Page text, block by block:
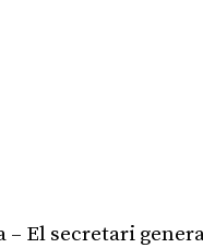
– El secretari